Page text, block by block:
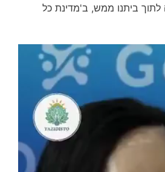
לתוך ביתנו ממש, ב'מדינת כל